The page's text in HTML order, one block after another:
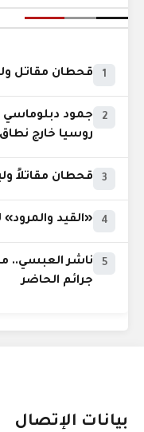
1 قحطان مقاتل
2
جمود دبلوماسي
روسيا خارج
3 قحطان مقاتلاً
4 «القيد
5
ناشر العبسي..
جرائم الحاضر
بيانات الإتصال